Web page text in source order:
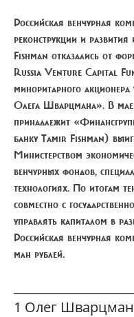
Российская венчурная
реконструкции и
Fishman отказались от
Russia Venture Capital
миноритарного
Олега Шварцмана». В
принадлежит
банку Tamir Fishman)
Министерством
венчурных фондов,
технологиях. По итогам
совместно с
управлять капиталом в
Российская венчурная
млн рублей.
1 Олег Шварцман